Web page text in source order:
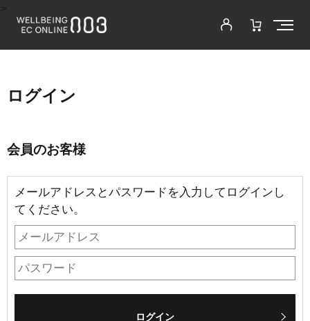
ログイン
会員のお客様
メールアドレスとパスワードを入力してログインし
てください。